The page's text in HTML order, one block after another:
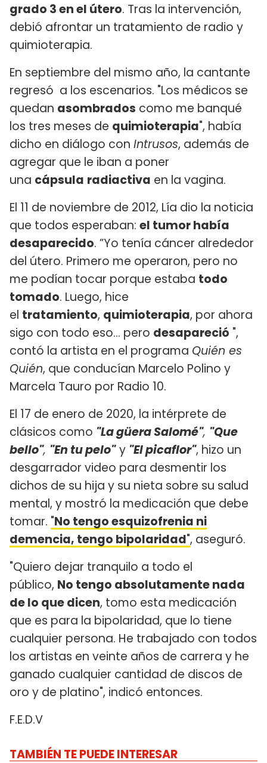
grado 3 en el útero. Tras la intervención,
debió afrontar un tratamiento de radio y
quimioterapia.
En septiembre del mismo año, la cantante
regresó a los escenarios. "Los médicos se
quedan asombrados como me banqué
los tres meses de quimioterapia", había
dicho en diálogo con Intrusos, además de
agregar que le iban a poner
una cápsula radiactiva en la vagina.
El 11 de noviembre de 2012, Lía dio la noticia
que todos esperaban: el tumor había
desaparecido. ”Yo tenía cáncer alrededor
del útero. Primero me operaron, pero no
me podían tocar porque estaba todo
tomado. Luego, hice
el tratamiento, quimioterapia, por ahora
sigo con todo eso... pero desapareció ",
contó la artista en el programa Quién es
Quién, que conducían Marcelo Polino y
Marcela Tauro por Radio 10.
El 17 de enero de 2020, la intérprete de
clásicos como "La güera Salomé", "Que
bello", "En tu pelo" y "El picaflor", hizo un
desgarrador video para desmentir los
dichos de su hija y su nieta sobre su salud
mental, y mostró la medicación que debe
tomar. "No tengo esquizofrenia ni
demencia, tengo bipolaridad", aseguró.
"Quiero dejar tranquilo a todo el
público, No tengo absolutamente nada
de lo que dicen, tomo esta medicación
que es para la bipolaridad, que lo tiene
cualquier persona. He trabajado con todos
los artistas en veinte años de carrera y he
ganado cualquier cantidad de discos de
oro y de platino", indicó entonces.
F.E.D.V
TAMBIÉN TE PUEDE INTERESAR